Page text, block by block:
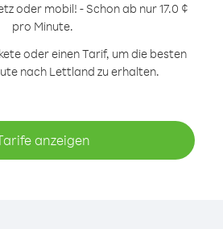
oder mobil! - Schon ab nur 17.0 ¢
pro Minute.
oder einen Tarif, um die besten
nach Lettland zu erhalten.
anzeigen